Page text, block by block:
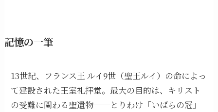
記憶の一筆
13世紀、フランス王 ルイ9世（聖王ルイ）の命によっ
て建設された王室礼拝堂。最大の目的は、キリスト
の受難に関わる聖遺物──とりわけ「いばらの冠」